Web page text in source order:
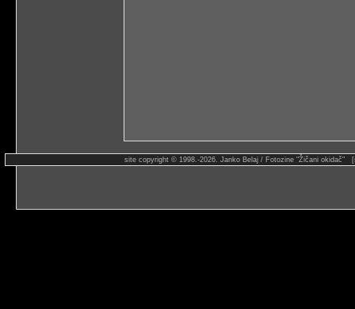
site copyright © 1998.-2026. Janko Belaj / Fotozine "Žičani okidač"